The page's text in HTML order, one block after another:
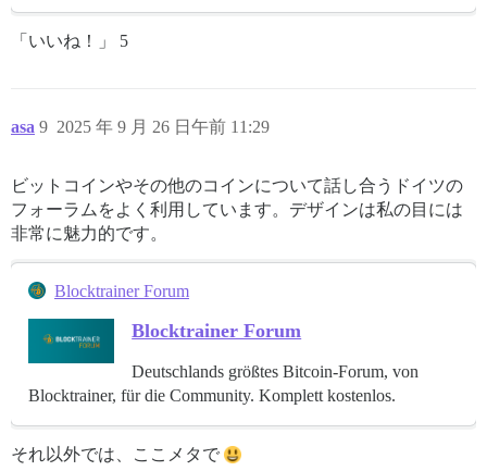
「いいね！」 5
asa 2025 年 9 月 26 日午前 11:29
9
ビットコインやその他のコインについて話し合うドイツの
フォーラムをよく利用しています。デザインは私の目には
非常に魅力的です。
Blocktrainer Forum
Blocktrainer Forum
Deutschlands größtes Bitcoin-Forum, von
Blocktrainer, für die Community. Komplett kostenlos.
それ以外では、ここメタで